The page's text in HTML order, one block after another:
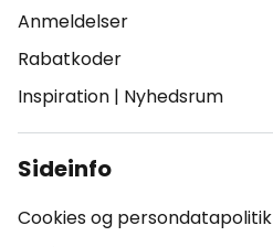
Anmeldelser
Rabatkoder
Inspiration | Nyhedsrum
Sideinfo
Cookies og persondatapolitik